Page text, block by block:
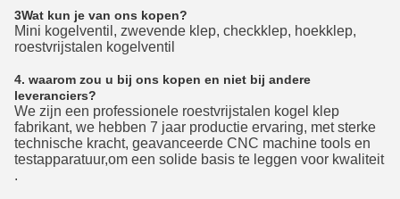
3Wat kun je van ons kopen?
Mini kogelventil, zwevende klep, checkklep, hoekklep,
roestvrijstalen kogelventil
4. waarom zou u bij ons kopen en niet bij andere
leveranciers?
We zijn een professionele roestvrijstalen kogel klep
fabrikant, we hebben 7 jaar productie ervaring, met sterke
technische kracht, geavanceerde CNC machine tools en
testapparatuur,om een solide basis te leggen voor kwaliteit
.